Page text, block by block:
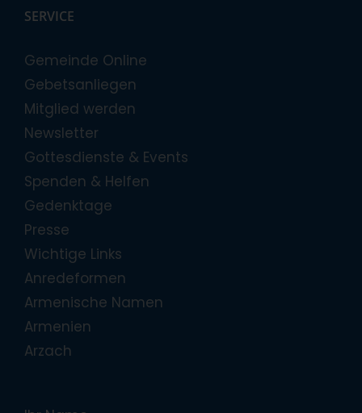
SERVICE
Gemeinde Online
Gebetsanliegen
Mitglied werden
Newsletter
Gottesdienste & Events
Spenden & Helfen
Gedenktage
Presse
Wichtige Links
Anredeformen
Armenische Namen
Armenien
Arzach